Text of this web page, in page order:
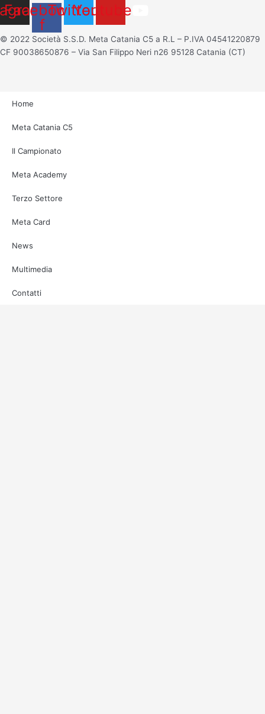
Facebook-
f
TwitterYoutube
© 2022 Società S.S.D. Meta Catania C5 a R.L – P.IVA 04541220879
CF 90038650876 – Via San Filippo Neri n26 95128 Catania (CT)
Home
Meta Catania C5
Il Campionato
Meta Academy
Terzo Settore
Meta Card
News
Multimedia
Contatti